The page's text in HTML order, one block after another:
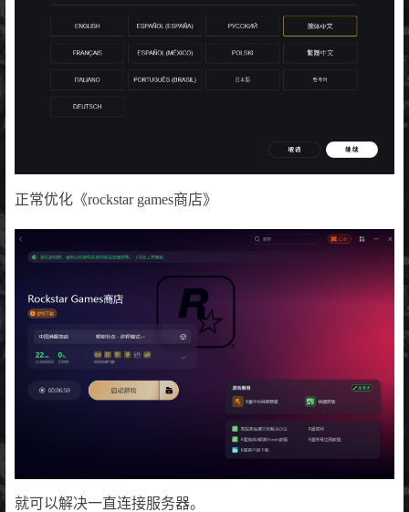
正常优化《rockstar games商店》
就可以解决一直连接服务器。